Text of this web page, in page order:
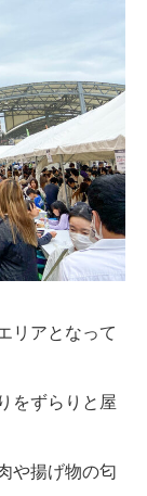
リアとなって
をずらりと屋
や揚げ物の匂